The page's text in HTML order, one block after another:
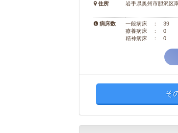
住所 岩手県奥州市胆沢区
病床数
一般病床 ： 39
療養病床 ： 0
精神病床 ： 0
そ